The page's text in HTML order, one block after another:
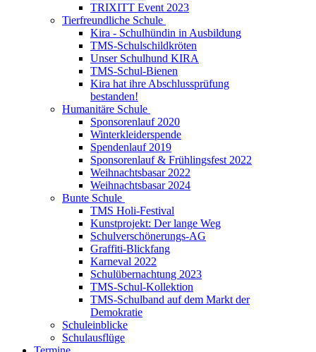
TRIXITT Event 2023
Tierfreundliche Schule
Kira - Schulhündin in Ausbildung
TMS-Schulschildkröten
Unser Schulhund KIRA
TMS-Schul-Bienen
Kira hat ihre Abschlussprüfung
bestanden!
Humanitäre Schule
Sponsorenlauf 2020
Winterkleiderspende
Spendenlauf 2019
Sponsorenlauf & Frühlingsfest 2022
Weihnachtsbasar 2022
Weihnachtsbasar 2024
Bunte Schule
TMS Holi-Festival
Kunstprojekt: Der lange Weg
Schulverschönerungs-AG
Graffiti-Blickfang
Karneval 2022
Schulübernachtung 2023
TMS-Schul-Kollektion
TMS-Schulband auf dem Markt der
Demokratie
Schuleinblicke
Schulausflüge